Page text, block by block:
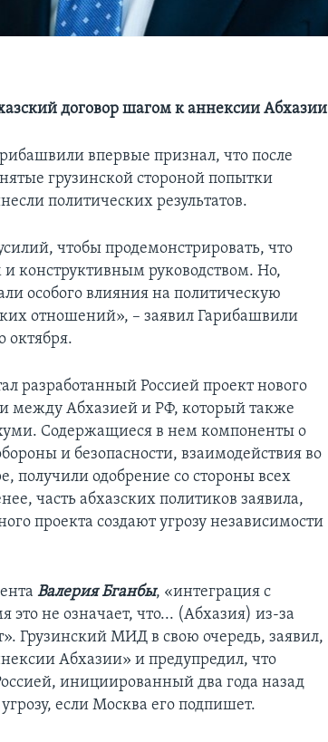
договор шагом к аннексии Абхазии
впервые признал, что после
грузинской стороной попытки
политических результатов.
чтобы продемонстрировать, что
конструктивным руководством. Но,
особого влияния на политическую
отношений», – заявил Гарибашвили
октября.
разработанный Россией проект нового
между Абхазией и РФ, который также
Содержащиеся в нем компоненты о
и безопасности, взаимодействия во
получили одобрение со стороны всех
часть абхазских политиков заявила,
проекта создают угрозу независимости
Валерия Бганбы, «интеграция с
не означает, что... (Абхазия) из-за
Грузинский МИД в свою очередь, заявил,
Абхазии» и предупредил, что
инициированный два года назад
если Москва его подпишет.